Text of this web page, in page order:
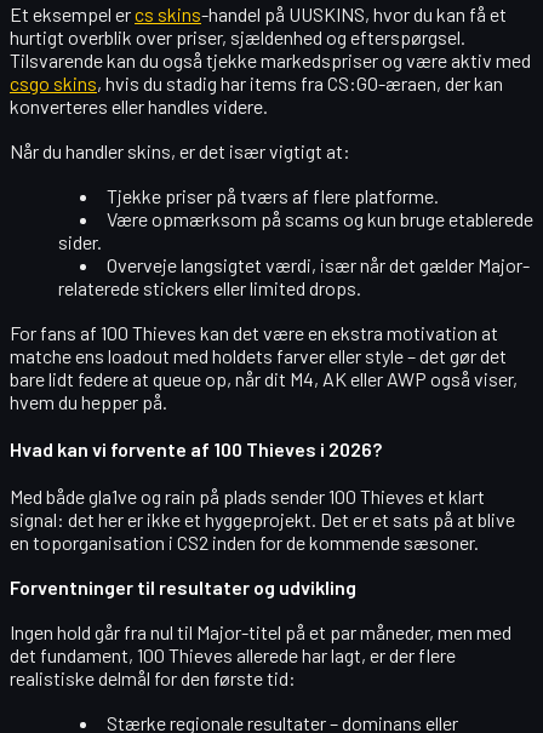
Et eksempel ercs skins-handel på UUSKINS, hvor du kan få et
hurtigt overblik over priser, sjældenhed og efterspørgsel.
Tilsvarende kan du også tjekke markedspriser og være aktiv med
csgo skins, hvis du stadig har items fra CS:GO-æraen, der kan
konverteres eller handles videre.
Når du handler skins, er det især vigtigt at:
Tjekke priser på tværs af flere platforme.
Være opmærksom på scams og kun bruge etablerede
sider.
Overveje langsigtet værdi, især når det gælder Major-
relaterede stickers eller limited drops.
For fans af 100 Thieves kan det være en ekstra motivation at
matche ens loadout med holdets farver eller style – det gør det
bare lidt federe at queue op, når dit M4, AK eller AWP også viser,
hvem du hepper på.
Hvad kan vi forvente af 100 Thieves i 2026?
Med både gla1ve og rain på plads sender 100 Thieves et klart
signal: det her er ikke et hyggeprojekt. Det er et sats på at blive
en toporganisation i CS2 inden for de kommende sæsoner.
Forventninger til resultater og udvikling
Ingen hold går fra nul til Major-titel på et par måneder, men med
det fundament, 100 Thieves allerede har lagt, er der flere
realistiske delmål for den første tid:
Stærke regionale resultater– dominans eller